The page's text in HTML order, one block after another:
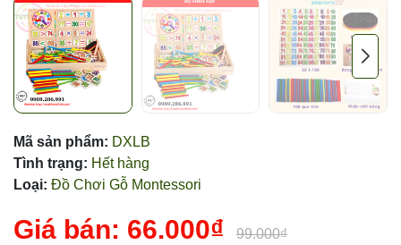
Mã sản phẩm: DXLB
Tình trạng: Hết hàng
Loại: Đồ Chơi Gỗ Montessori
Giá bán: 66.000₫ 99.000₫